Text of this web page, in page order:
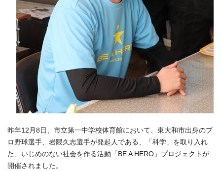
昨年12月8日、市立第一中学校体育館において、東大和市出身のプ
ロ野球選手、岩隈久志選手が発起人である、「科学」を取り入れ
た、いじめのない社会を作る活動「BE A HERO」プロジェクトが
開催されました。